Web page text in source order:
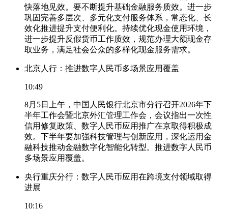
快落地见效。要不断提升基础金融服务质效。进一步
巩固完善多层次、多元化支付服务体系，常态化、长
效化推进提升支付便利化。持续优化现金使用环境，
进一步提升反假货币工作质效，规范办理大额现金存
取业务，满足社会公众的多样化现金服务需求。
北京人行：推进数字人民币多场景应用覆盖
10:49
8月5日上午，中国人民银行北京市分行召开2026年下
半年工作会暨北京外汇管理工作会，会议指出一次性
信用修复政策、数字人民币应用推广在京取得积极成
效。下半年要加强科技管理与创新应用，深化运用金
融科技推动金融数字化智能化转型。推进数字人民币
多场景应用覆盖。
央行重庆分行：数字人民币应用在跨境支付领域取得
进展
10:16